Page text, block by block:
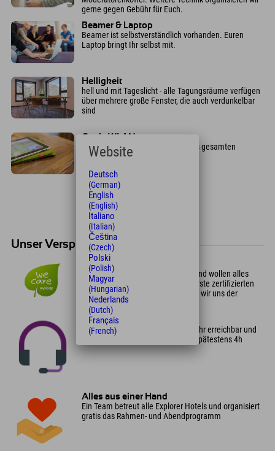
gerne gegen Gebühr für Euch.
Beamer & Laptop
Beamer ist selbstverständlich vorhanden. Euren
Laptop bringt Ihr selbst mit.
Helligkeit
hell und mit Tageslicht - alle Tagungsräume verfügen
über mehrere große Fenster, die auch verdunkelbar
sind
Gratis WLAN
Explorer Gäste surfen während des gesamten
Aufenthalts kostenfrei per WLAN.
Unser Versprechen an Euch!
Green Spirit
Wir lieben die Alpen, wie sie sind und wollen alles
dafür tun, damit es so bleibt. Als erste zertifizierten
Passivhaus-Hotels Europas, haben wir uns der
Nachhaltigkeit verschrieben.
Immer erreichbar
Montag bis Sonntag von 8 bis 20 Uhr erreichbar und
die erste Kontaktaufnahme nach spätestens 4h
Alles aus einer Hand
Ein Team betreut alle Explorer Hotels und organisiert
gratis das Rahmen- und Abendprogramm
Website
Deutsch
(German)
English
(English)
Italiano
(Italian)
Čeština
(Czech)
Polski
(Polish)
Magyar
(Hungarian)
Nederlands
(Dutch)
Français
(French)